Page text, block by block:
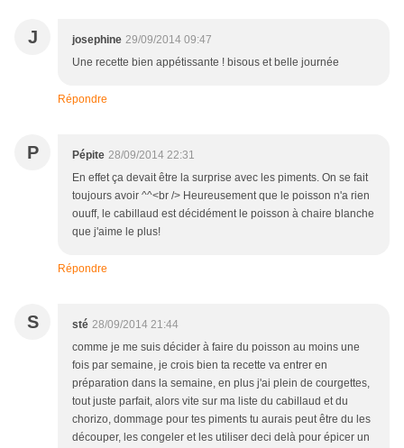
J josephine 29/09/2014 09:47
Une recette bien appétissante ! bisous et belle journée
Répondre
P Pépite 28/09/2014 22:31
En effet ça devait être la surprise avec les piments. On se fait
toujours avoir ^^<br /> Heureusement que le poisson n'a rien
ouuff, le cabillaud est décidément le poisson à chaire blanche
que j'aime le plus!
Répondre
S sté 28/09/2014 21:44
comme je me suis décider à faire du poisson au moins une
fois par semaine, je crois bien ta recette va entrer en
préparation dans la semaine, en plus j'ai plein de courgettes,
tout juste parfait, alors vite sur ma liste du cabillaud et du
chorizo, dommage pour tes piments tu aurais peut être du les
découper, les congeler et les utiliser deci delà pour épicer un